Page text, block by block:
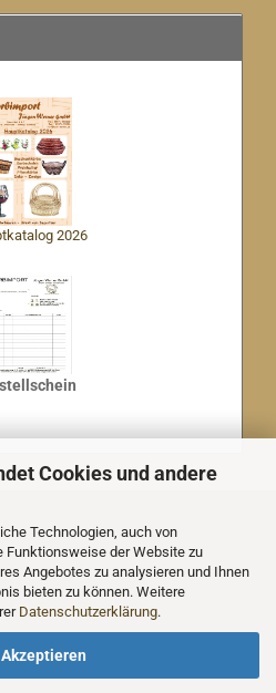
Cookies und andere
Technologien, auch von
Funktionsweise der Website zu
Angebotes zu analysieren und Ihnen
bieten zu können. Weitere
Datenschutzerklärung.
2026